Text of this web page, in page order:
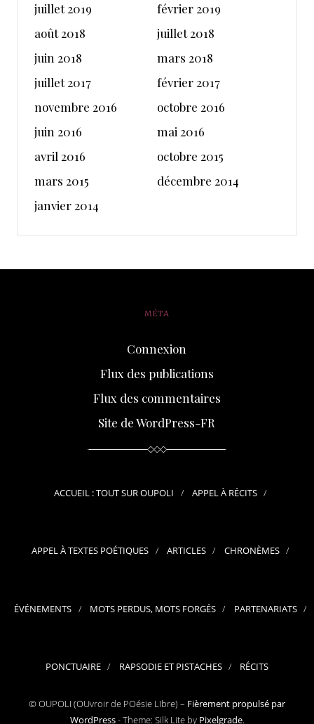
juillet 2019
février 2019
août 2018
juillet 2018
juin 2018
mars 2018
juillet 2017
février 2017
novembre 2016
octobre 2016
juin 2016
mai 2016
avril 2016
octobre 2015
mars 2015
décembre 2014
janvier 2014
MÉTA
Connexion
Flux des publications
Flux des commentaires
Site de WordPress-FR
ACCUEIL : TOUT SUR OUPOLI APPEL À RÉCITS
APPEL À TEXTES POÉTIQUES ARTICLES CHRONÈMES
ÉVÉNEMENTS MOTS PERDUS, MOTS FORGÉS PARTENARIATS
PONCTUAIRE RAPSODIE ET PISTACHES RÉCITS
© OUPOLI (OUvroir de POésie LIbre) – Fièrement propulsé par
WordPress-Theme: Silk Lite by Pixelgrade.